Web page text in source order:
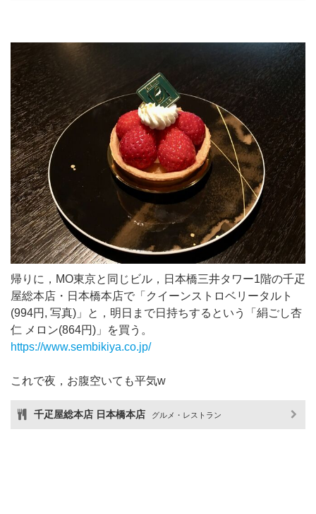
帰りに，MO東京と同じビル，日本橋三井タワー1階の千疋
屋総本店・日本橋本店で「クイーンストロベリータルト
(994円, 写真)」と，明日まで日持ちするという「絹ごし杏
仁 メロン(864円)」を買う。
https://www.sembikiya.co.jp/
これで夜，お腹空いても平気w
千疋屋総本店 日本橋本店 グルメ・レストラン